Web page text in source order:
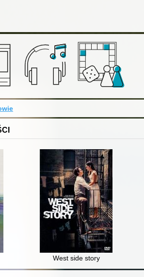
West side story